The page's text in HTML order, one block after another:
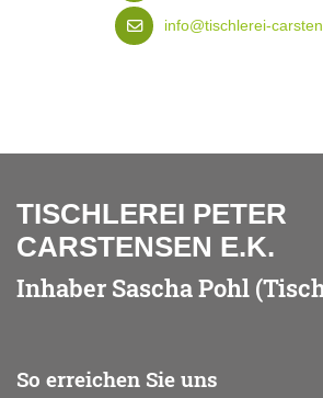
info@tischlerei-
TISCHLEREI PETER
CARSTENSEN E.K.
Inhaber Sascha Pohl
So erreichen Sie uns